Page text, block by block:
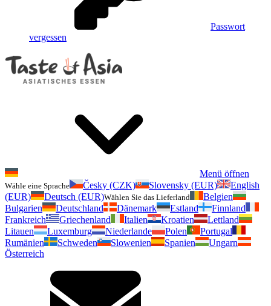
Passwort
vergessen
Menü öffnen
Wähle eine Sprache Česky (CZK) Slovensky (EUR)
English
(EUR)
Deutsch (EUR)Wählen Sie das Lieferland
Belgien
Bulgarien
Deutschland Dänemark Estland
Finnland
Frankreich
Griechenland Italien Kroatien
Lettland
Litauen
Luxemburg Niederlande Polen
Portugal
Rumänien
Schweden Slowenien Spanien
Ungarn
Österreich